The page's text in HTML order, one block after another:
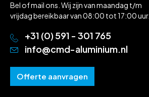
Bel of mail ons. Wij zijn van maandag t/m
vrijdag bereikbaar van 08:00 tot 17:00 uur.
+31 (0) 591 - 301 765
info@cmd-aluminium.nl
Offerte aanvragen